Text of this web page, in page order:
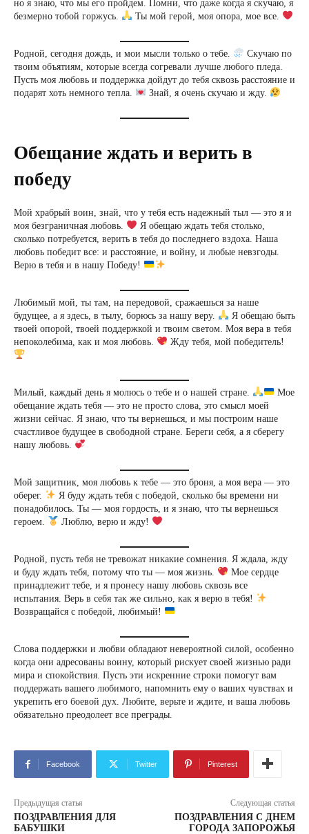
но я знаю, что мы его пройдем. Помни, что даже когда я скучаю, я
безмерно тобой горжусь.
Ты мой герой, моя опора, мое все.
Родной, сегодня дождь, и мои мысли только о тебе.
Скучаю по
твоим объятиям, которые всегда согревали лучше любого пледа.
Пусть моя любовь и поддержка дойдут до тебя сквозь расстояние и
подарят хоть немного тепла.
Знай, я очень скучаю и жду.
Обещание ждать и верить в
победу
Мой храбрый воин, знай, что у тебя есть надежный тыл — это я и
моя безграничная любовь.
Я обещаю ждать тебя столько,
сколько потребуется, верить в тебя до последнего вздоха. Наша
любовь победит все: и расстояние, и войну, и любые невзгоды.
Верю в тебя и в нашу Победу!
Любимый мой, ты там, на передовой, сражаешься за наше
будущее, а я здесь, в тылу, борюсь за нашу веру.
Я обещаю быть
твоей опорой, твоей поддержкой и твоим светом. Моя вера в тебя
непоколебима, как и моя любовь.
Жду тебя, мой победитель!
Милый, каждый день я молюсь о тебе и о нашей стране.
Мое
обещание ждать тебя — это не просто слова, это смысл моей
жизни сейчас. Я знаю, что ты вернешься, и мы построим наше
счастливое будущее в свободной стране. Береги себя, а я сберегу
нашу любовь.
Мой защитник, моя любовь к тебе — это броня, а моя вера — это
оберег.
Я буду ждать тебя с победой, сколько бы времени ни
понадобилось. Ты — моя гордость, и я знаю, что ты вернешься
героем.
Люблю, верю и жду!
Родной, пусть тебя не тревожат никакие сомнения. Я ждала, жду
и буду ждать тебя, потому что ты — моя жизнь.
Мое сердце
принадлежит тебе, и я пронесу нашу любовь сквозь все
испытания. Верь в себя так же сильно, как я верю в тебя!
Возвращайся с победой, любимый!
Слова поддержки и любви обладают невероятной силой, особенно
когда они адресованы воину, который рискует своей жизнью ради
мира и спокойствия. Пусть эти искренние строки помогут вам
поддержать вашего любимого, напомнить ему о ваших чувствах и
укрепить его боевой дух. Любите, верьте и ждите, и ваша любовь
обязательно преодолеет все преграды.
Facebook Twitter Pinterest
Предыдущая статья
ПОЗДРАВЛЕНИЯ ДЛЯ
БАБУШКИ
Следующая статья
ПОЗДРАВЛЕНИЯ С ДНЕМ
ГОРОДА ЗАПОРОЖЬЯ